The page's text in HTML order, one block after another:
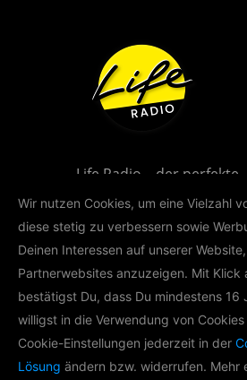
Life Radio – der perfekte
Musikmix für
LIFE RADIO
Im Rahmen der Life Radio
Wir nutzen Cookies, um eine Vielzahl
diese stetig zu verbessern sowie
Deinen Interessen auf unserer
Partnerwebsites anzuzeigen. Mit Klick
bestätigst Du, dass Du mindestens 16
willigst in die Verwendung von
Cookie-Einstellungen jederzeit in der
Lösung ändern bzw. widerrufen. Mehr